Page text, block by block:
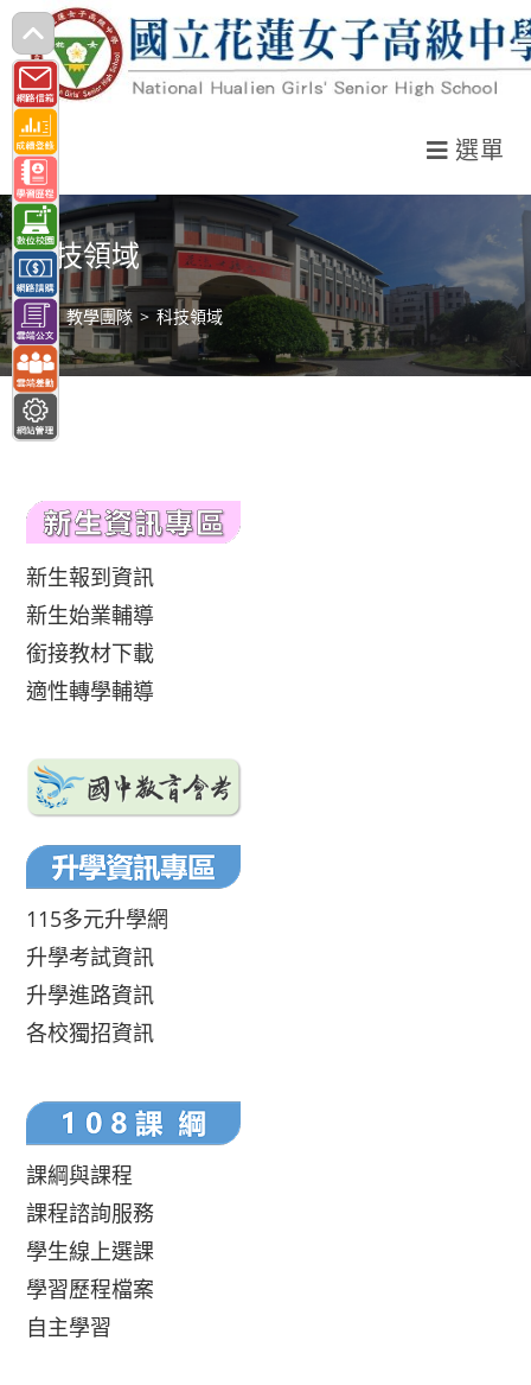
跳
轉
至
主
要
內
容
選單
科技領域
> 教學團隊 > 科技領域
新生報到資訊
新生始業輔導
銜接教材下載
適性轉學輔導
115多元升學網
升學考試資訊
升學進路資訊
各校獨招資訊
課綱與課程
課程諮詢服務
學生線上選課
學習歷程檔案
自主學習